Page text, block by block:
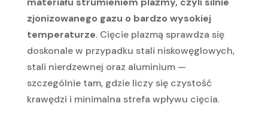
zjonizowanego gazu o bardzo wysokiej
temperaturze. Cięcie plazmą sprawdza się
doskonale w przypadku stali niskowęglowych,
stali nierdzewnej oraz aluminium —
szczególnie tam, gdzie liczy się czystość
krawędzi i minimalna strefa wpływu cięcia.